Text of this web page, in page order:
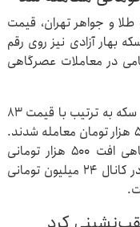
طلا و جواهر تهران، قیمت
تومانی و سکه بهار آزادی نیز روی رقم
در معاملات عصرگاهی
روز سه‌شنبه ۲۶ خرداد ۱۴۰۵، نیم سکه و ربع سکه به ترتیب با قیمت ۸۳
میلیون و ۵۰۰ هزار تومان و ۴۵ میلیون و ۵۰۰ هزار تومان معامله شدند.
هر یک از این قطعات در معاملات عصرگاهی افت ۵۰۰ هزار تومانی
داشتند. سکه گرمی در معاملات عصرگاهی در کانال ۲۴ میلیون تومانی